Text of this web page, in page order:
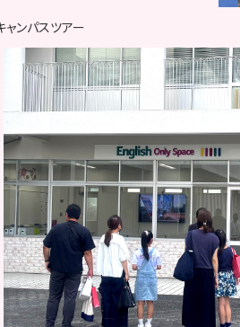
ンパスツアー